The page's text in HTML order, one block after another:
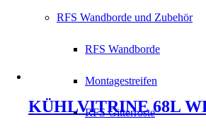
RFS Wandborde und Zubehör
RFS Wandborde
Montagestreifen
RFS Gitterroste
KÜHLVITRINE 68L